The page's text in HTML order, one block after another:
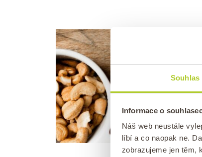
Souhlas
Informace o
Náš web neustále
líbí a co naopak ne.
zobrazujeme jen těm,